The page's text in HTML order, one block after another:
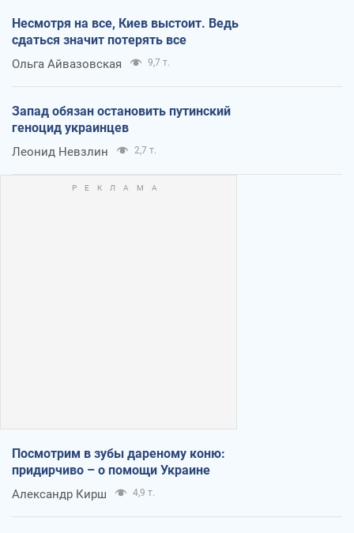
Несмотря на все, Киев выстоит. Ведь
сдаться значит потерять все
Ольга Айвазовская 9,7 т.
Запад обязан остановить путинский
геноцид украинцев
Леонид Невзлин 2,7 т.
Посмотрим в зубы дареному коню:
придирчиво – о помощи Украине
Александр Кирш 4,9 т.